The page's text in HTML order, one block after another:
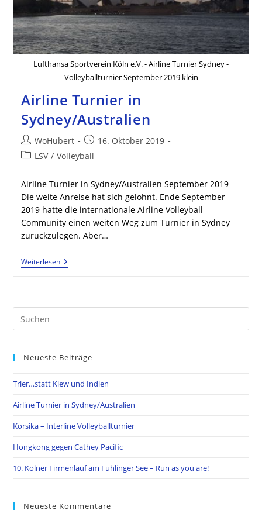
Lufthansa Sportverein Köln e.V. - Airline Turnier Sydney -
Volleyballturnier September 2019 klein
Airline Turnier in
Sydney/Australien
Beitrags-
Autor:
WoHubert
Beitrag
veröffentlicht:
16. Oktober 2019
Beitrags-
LSV / Volleyball
Airline Turnier in Sydney/Australien September 2019
Die weite Anreise hat sich gelohnt. Ende September
2019 hatte die internationale Airline Volleyball
Community einen weiten Weg zum Turnier in Sydney
zurückzulegen. Aber…
WeiterlesenAirline
Turnier
Neueste Beiträge
Trier…statt Kiew und Indien
Airline Turnier in Sydney/Australien
Korsika – Interline Volleyballturnier
Hongkong gegen Cathey Pacific
10. Kölner Firmenlauf am Fühlinger See – Run as you are!
Neueste Kommentare